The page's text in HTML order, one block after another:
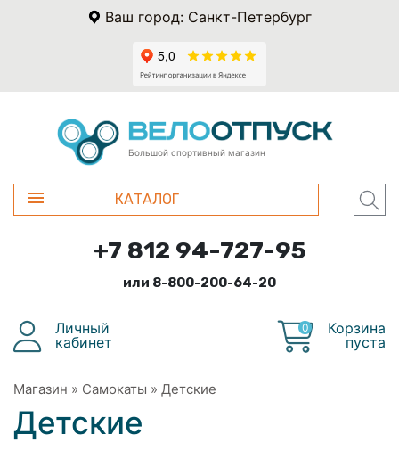
Ваш город: Санкт-Петербург
Большой спортивный магазин
КАТАЛОГ
+7 812 94-727-95
или 8-800-200-64-20
Личный
кабинет
0
Корзина
пуста
Магазин » Самокаты » Детские
Детские